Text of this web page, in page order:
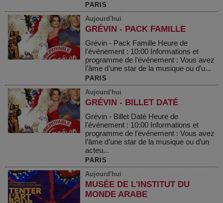
PARIS
Aujourd'hui
GRÉVIN - PACK FAMILLE
Grévin - Pack Famille Heure de
l'événement : 10:00 Informations et
programme de l'événement : Vous avez
l’âme d’une star de la musique ou d’u...
PARIS
Aujourd'hui
GRÉVIN - BILLET DATÉ
Grévin - Billet Daté Heure de
l'événement : 10:00 Informations et
programme de l'événement : Vous avez
l’âme d’une star de la musique ou d’un
acteu...
PARIS
Aujourd'hui
MUSÉE DE L'INSTITUT DU
MONDE ARABE